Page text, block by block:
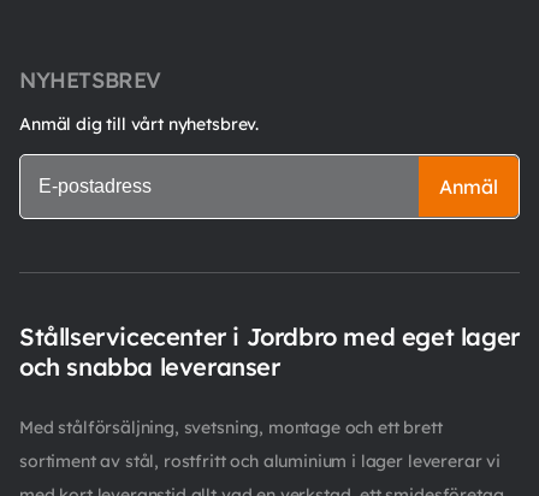
NYHETSBREV
Anmäl dig till vårt nyhetsbrev.
Anmäl
Stållservicecenter i Jordbro med eget lager
och snabba leveranser
Med stålförsäljning, svetsning, montage och ett brett
sortiment av stål, rostfritt och aluminium i lager levererar vi